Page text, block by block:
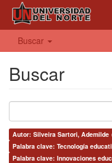
Buscar
Buscar
Autor: Silveira Sartori, Ademilde
Palabra clave: Tecnología
Palabra clave: Innovaciones